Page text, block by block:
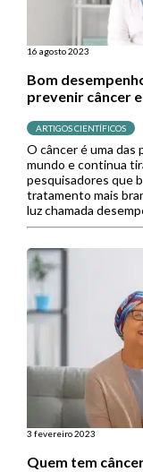
16 agosto 2023
Bom
prevenir câncer
ARTIGOS CIENTÍFICOS
O câncer é uma das
mundo e continua
pesquisadores que
tratamento mais
luz chamada
túnel para eles e
3 fevereiro 2023
Quem tem